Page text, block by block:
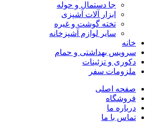
جا دستمال و حوله
ابزار آلات آشپزی
تخته گوشت و غیره
سایر لوازم آشپزخانه
خانه
سرویس بهداشتی و حمام
دکوری و تزئینات
ملزومات سفر
صفحه اصلی
فروشگاه
درباره ما
تماس با ما